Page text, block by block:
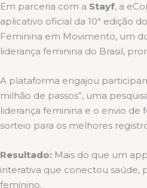
Em parceria com a Stayf, a
aplicativo oficial da 10ª edição
Feminina em Movimento, um
liderança feminina do Brasil,
A plataforma engajou
milhão de passos”, uma
liderança feminina e o envio de
sorteio para os melhores
Resultado: Mais do que um
interativa que conectou saúde,
feminino.